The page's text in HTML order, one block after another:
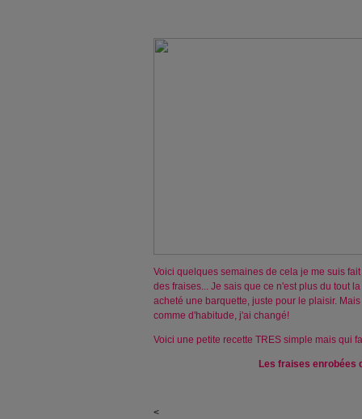
Voici quelques semaines de cela je me suis
des fraises... Je sais que ce n'est plus du tout
acheté une barquette, juste pour le plaisir.
comme d'habitude, j'ai changé!
Voici une petite recette TRES simple mais qui
Les fraises enrobées
<